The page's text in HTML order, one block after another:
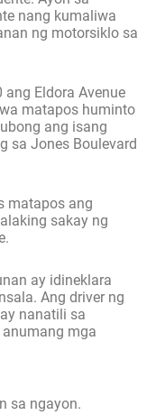
nang kumaliwa
ng motorsiklo sa
ang Eldora Avenue
matapos huminto
ang isang
sa Jones Boulevard
matapos ang
sakay ng
ay idineklara
Ang driver ng
nanatili sa
mga
sa ngayon.